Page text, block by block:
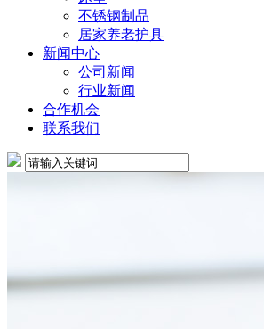
不锈钢制品
居家养老护具
新闻中心
公司新闻
行业新闻
合作机会
联系我们